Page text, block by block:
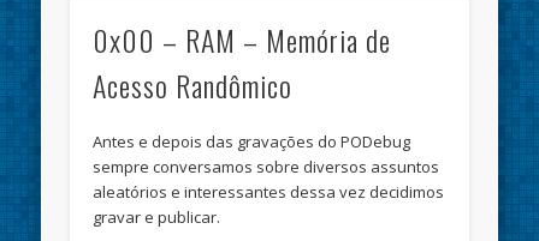
0x00 – RAM – Memória de
Acesso Randômico
Antes e depois das gravações do PODebug
sempre conversamos sobre diversos assuntos
aleatórios e interessantes dessa vez decidimos
gravar e publicar.